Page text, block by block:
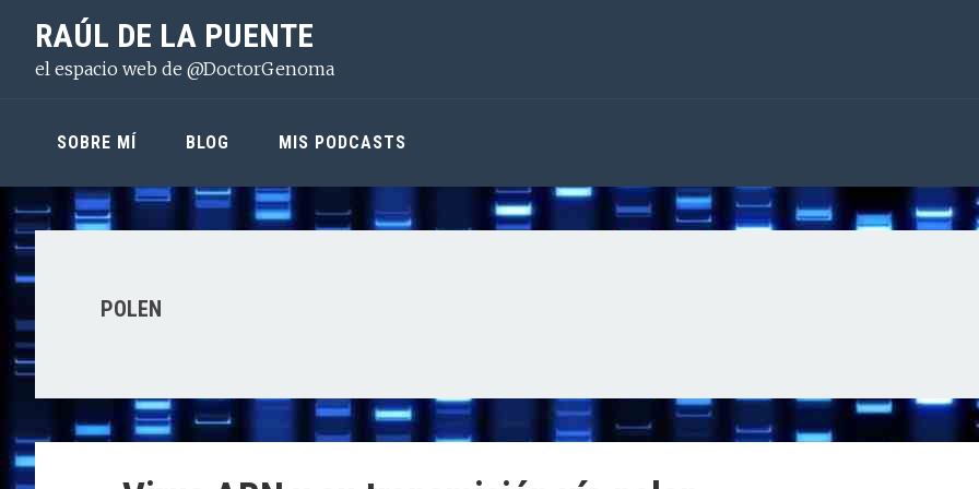
principal
contenido
lateral
RAÚL DE LA PUENTE
el espacio web de @DoctorGenoma
SOBRE MÍ BLOG MIS PODCASTS
POLEN